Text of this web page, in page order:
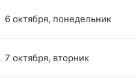
6 октября, понедельник
7 октября, вторник